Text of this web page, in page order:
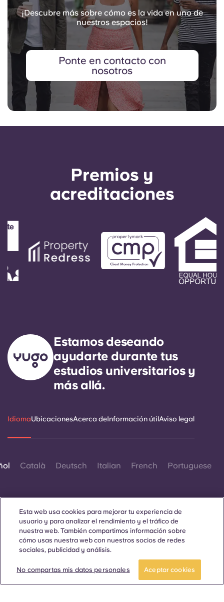
¡Descubre más sobre cómo es la vida en uno de
nuestros espacios!
Ponte en contacto con
nosotros
Premios y
acreditaciones
Estamos deseando
ayudarte durante tus
estudios universitarios y
más allá.
IdiomaUbicacionesAcerca deInformación útilAviso legal
Català Deutsch Italian French Portuguese
Contáctanos
Siempre que en esta página web aparezcan palabras que
Esta web usa cookies para mejorar tu experiencia de
usuario y para analizar el rendimiento y el tráfico de
nuestra web. También compartimos información sobre
cómo usas nuestra web con nuestros socios de redes
sociales, publicidad y análisis.
No compartas mis datos personales Aceptar cookies